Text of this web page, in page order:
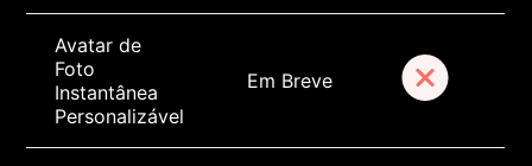
Avatar de
Foto
Instantânea
Personalizável
Em Breve